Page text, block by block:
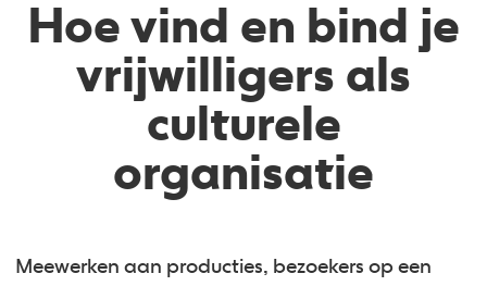
Hoe vind en bind je
vrijwilligers als
culturele
organisatie
Meewerken aan producties, bezoekers op een